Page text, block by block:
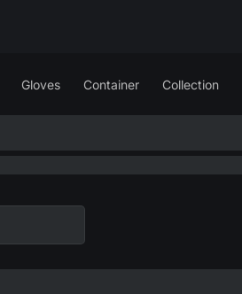
Gloves Container Collection